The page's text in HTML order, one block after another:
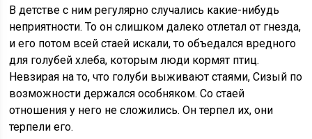
В детстве с ним регулярно случались какие-нибудь
неприятности. То он слишком далеко отлетал от гнезда,
и его потом всей стаей искали, то объедался вредного
для голубей хлеба, которым люди кормят птиц.
Невзирая на то, что голуби выживают стаями, Сизый по
возможности держался особняком. Со стаей
отношения у него не сложились. Он терпел их, они
терпели его.